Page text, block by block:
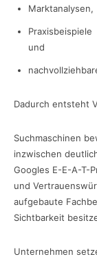
Marktanalysen,
Praxisbeispiele
und
Dadurch entsteht
Suchmaschinen
inzwischen
Googles E-E-A-T-
und
aufgebaute
Sichtbarkeit
Unternehmen